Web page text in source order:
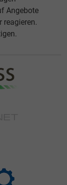
Angebote
reagieren.